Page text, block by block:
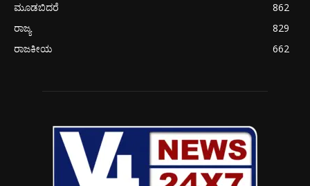
ಮೂಡಬಿದರೆ
862
ರಾಜ್ಯ
829
ರಾಜಕೀಯ
662